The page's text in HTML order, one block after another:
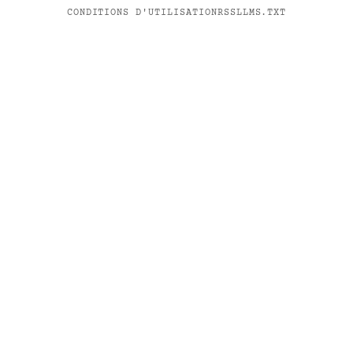
CONDITIONS D'UTILISATIONRSSLLMS.TXT